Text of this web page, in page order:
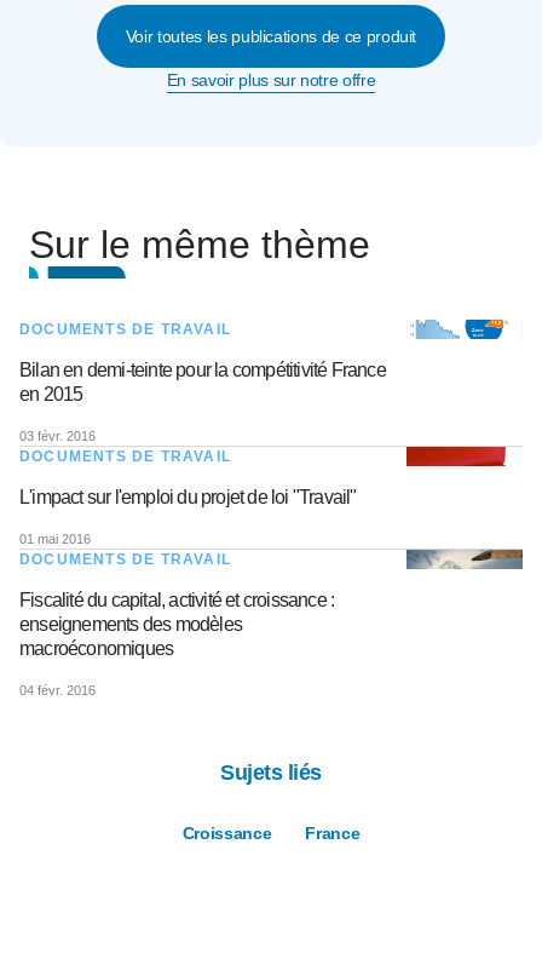
Voir toutes les publications de ce produit
En savoir plus sur notre offre
Sur le même thème
DOCUMENTS DE TRAVAIL
Bilan en demi-teinte pour la compétitivité France
en 2015
03 févr. 2016
DOCUMENTS DE TRAVAIL
L'impact sur l'emploi du projet de loi "Travail"
01 mai 2016
DOCUMENTS DE TRAVAIL
Fiscalité du capital, activité et croissance :
enseignements des modèles
macroéconomiques
04 févr. 2016
Sujets liés
Croissance France